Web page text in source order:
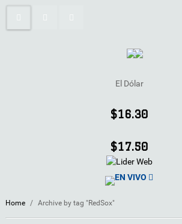
El Dólar
$16.30
$17.50
EN VIVO
Home / Archive by tag "RedSox"